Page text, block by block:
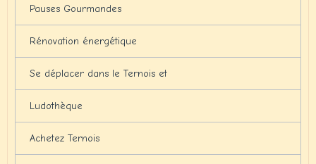
Pauses Gourmandes
Rénovation énergétique
Se déplacer dans le Ternois et
Ludothèque
Achetez Ternois